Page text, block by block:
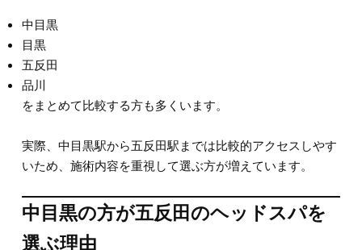
中目黒
目黒
五反田
品川
をまとめて比較する方も多くいます。
実際、中目黒駅から五反田駅までは比較的アクセスしやす
いため、施術内容を重視して選ぶ方が増えています。
中目黒の方が五反田のヘッドスパを
選ぶ理由